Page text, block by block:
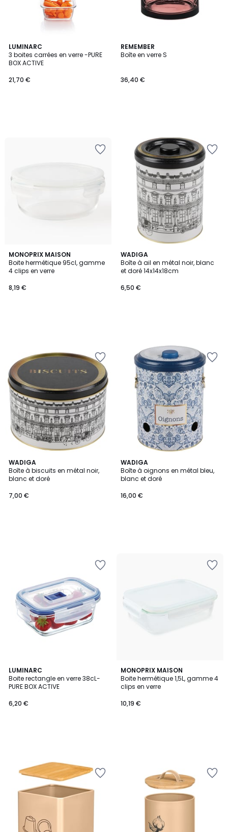
LUMINARC
3 boites carrées en verre -PURE
BOX ACTIVE
21,70 €
REMEMBER
Boîte en verre S
36,40 €
MONOPRIX MAISON
Boite hermétique 95cl, gamme
4 clips en verre
8,19 €
WADIGA
Boîte à ail en métal noir, blanc
et doré 14x14x18cm
6,50 €
WADIGA
Boîte à biscuits en métal noir,
blanc et doré
7,00 €
WADIGA
Boîte à oignons en métal bleu,
blanc et doré
16,00 €
LUMINARC
Boite rectangle en verre 38cL-
PURE BOX ACTIVE
6,20 €
MONOPRIX MAISON
Boite hermétique 1,5L, gamme 4
clips en verre
10,19 €